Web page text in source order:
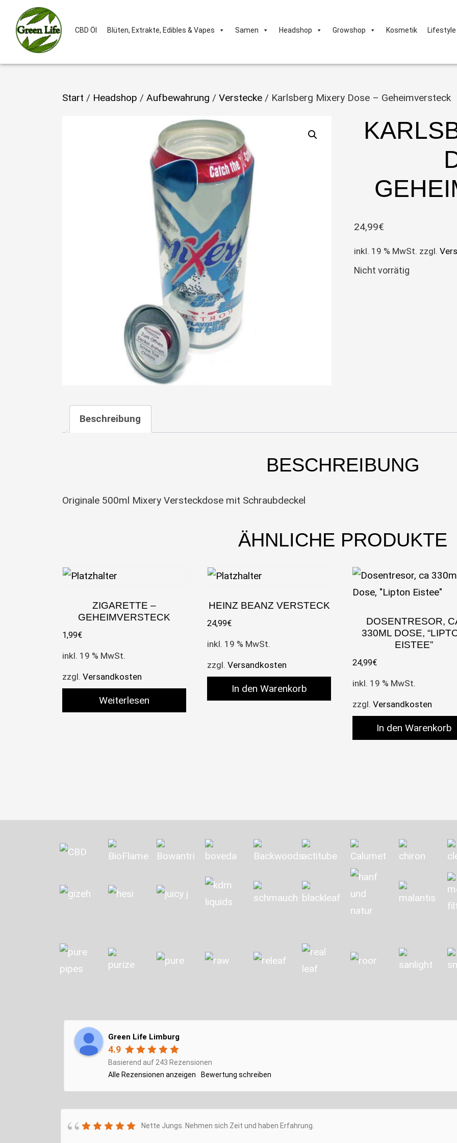
CBD Öl Blüten, Extrakte, Edibles & Vapes Samen Headshop Growshop Kosmetik Lifestyle
Start / Headshop / Aufbewahrung / Verstecke / Karlsberg Mixery Dose – Geheimversteck
24,99€
inkl. 19 % MwSt. zzgl.
Nicht vorrätig
Beschreibung
BESCHREIBUNG
Originale 500ml Mixery Versteckdose mit Schraubdeckel
ÄHNLICHE PRODUKTE
ZIGARETTE –
GEHEIMVERSTECK
1,99€
inkl. 19 % MwSt.
zzgl. Versandkosten
Weiterlesen
HEINZ BEANZ VERSTECK
24,99€
inkl. 19 % MwSt.
zzgl.Versandkosten
In den Warenkorb
DOSENTRESOR,
330ML DOSE,
EISTEE”
24,99€
inkl. 19 % MwSt.
zzgl. Versandkosten
In den Warenkorb
Green Life Limburg
4.9
Basierend auf 243 Rezensionen
Alle Rezensionen anzeigen
Bewertung schreiben
Nette Jungs. Nehmen sich Zeit und haben Erfahrung.